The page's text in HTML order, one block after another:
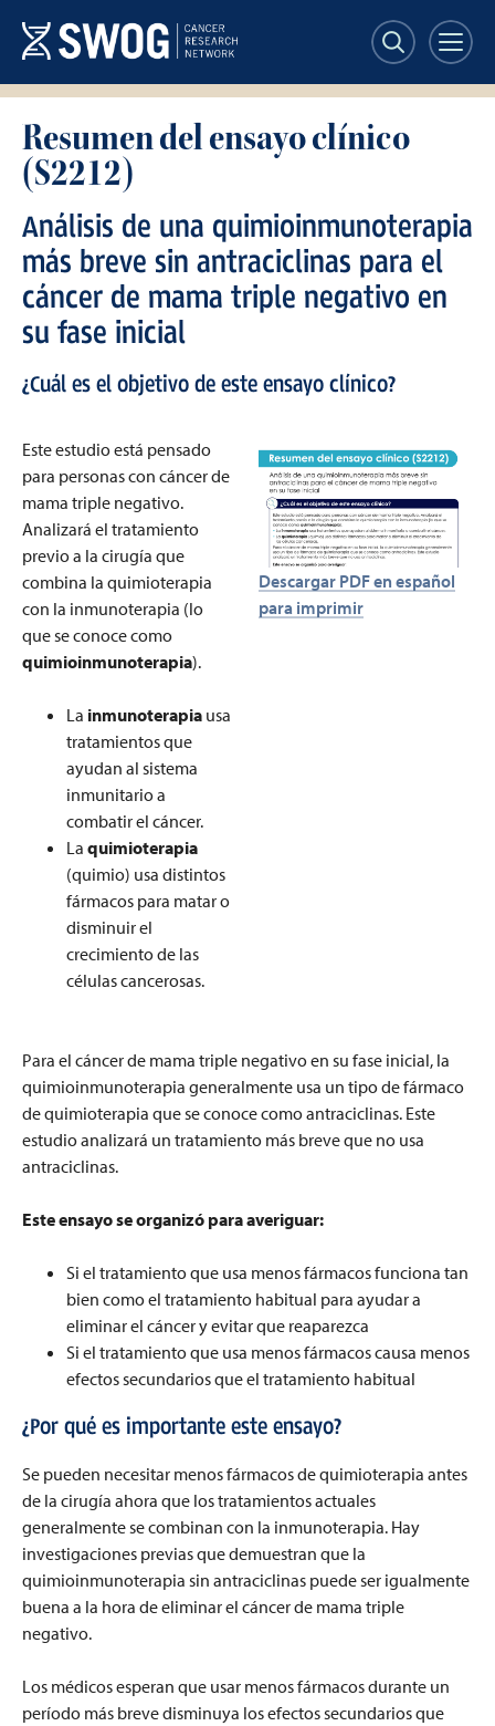
main
content
Resumen del ensayo clínico
(S2212)
Análisis de una quimioinmunoterapia
más breve sin antraciclinas para el
cáncer de mama triple negativo en
su fase inicial
¿Cuál es el objetivo de este ensayo clínico?
Este estudio está pensado
para personas con cáncer de
mama triple negativo.
Analizará el tratamiento
previo a la cirugía que
combina la quimioterapia
con la inmunoterapia (lo
que se conoce como
quimioinmunoterapia).
La inmunoterapia usa
tratamientos que
ayudan al sistema
inmunitario a
combatir el cáncer.
La quimioterapia
(quimio) usa distintos
fármacos para matar o
disminuir el
crecimiento de las
células cancerosas.
Descargar PDF en español
para imprimir
Para el cáncer de mama triple negativo en su fase inicial, la
quimioinmunoterapia generalmente usa un tipo de fármaco
de quimioterapia que se conoce como antraciclinas. Este
estudio analizará un tratamiento más breve que no usa
antraciclinas.
Este ensayo se organizó para averiguar:
Si el tratamiento que usa menos fármacos funciona tan
bien como el tratamiento habitual para ayudar a
eliminar el cáncer y evitar que reaparezca
Si el tratamiento que usa menos fármacos causa menos
efectos secundarios que el tratamiento habitual
¿Por qué es importante este ensayo?
Se pueden necesitar menos fármacos de quimioterapia antes
de la cirugía ahora que los tratamientos actuales
generalmente se combinan con la inmunoterapia. Hay
investigaciones previas que demuestran que la
quimioinmunoterapia sin antraciclinas puede ser igualmente
buena a la hora de eliminar el cáncer de mama triple
negativo.
Los médicos esperan que usar menos fármacos durante un
período más breve disminuya los efectos secundarios que